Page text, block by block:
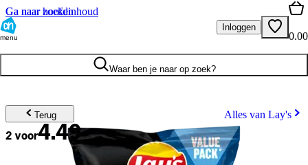
Ga naar hoofdinhoud
Ga naar zoeken
menu
Inloggen
0.00
Waar ben je naar op zoek?
Terug Alles van Lay's
2 voor4.49